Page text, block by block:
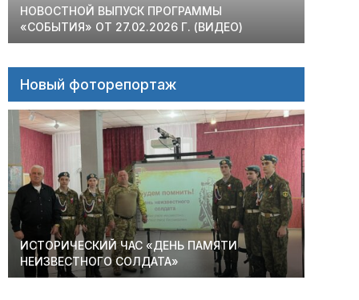
НОВОСТНОЙ ВЫПУСК ПРОГРАММЫ
«СОБЫТИЯ» ОТ 27.02.2026 Г. (ВИДЕО)
Новый фоторепортаж
ИСТОРИЧЕСКИЙ ЧАС «ДЕНЬ ПАМЯТИ
НЕИЗВЕСТНОГО СОЛДАТА»